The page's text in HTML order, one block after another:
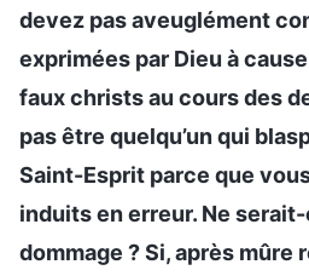
devez pas aveuglément
exprimées par Dieu à
faux christs au cours des
pas être quelqu’un qui
Saint-Esprit parce que
induits en erreur. Ne
dommage ? Si, après mûre